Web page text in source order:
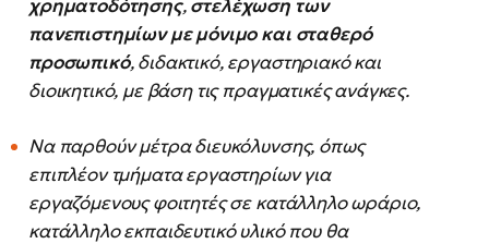
χρηματοδότησης,στελέχωση των
πανεπιστημίων με μόνιμο και σταθερό
προσωπικό, διδακτικό, εργαστηριακό και
διοικητικό, με βάση τις πραγματικές ανάγκες.
Να παρθούν μέτρα διευκόλυνσης, όπως
επιπλέον τμήματα εργαστηρίων για
εργαζόμενους φοιτητές σε κατάλληλο ωράριο,
κατάλληλο εκπαιδευτικό υλικό που θα